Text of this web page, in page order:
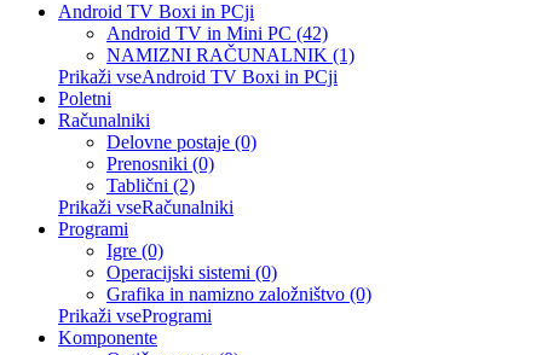
Android TV Boxi in PCji
Android TV in Mini PC (42)
NAMIZNI RAČUNALNIK (1)
Prikaži vseAndroid TV Boxi in PCji
Poletni
Računalniki
Delovne postaje (0)
Prenosniki (0)
Tablični (2)
Prikaži vseRačunalniki
Programi
Igre (0)
Operacijski sistemi (0)
Grafika in namizno založništvo (0)
Prikaži vseProgrami
Komponente